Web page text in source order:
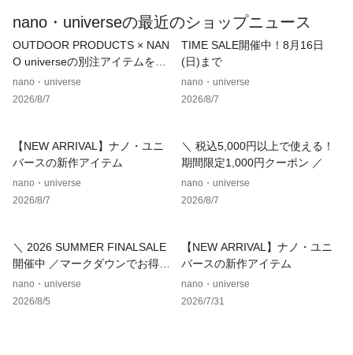
【メランジドライ】
イージーケアで扱いやすく、ドライタッチでさらっとした肌触
りが夏に最適な機能性素材です。
・ノンアイロン
・マシンウォッシャブル
・ナチュラルストレッチ
■カラー展開
・ベーシックで取り入れやすいライトベージュ
・メランジ調の奥行きのある色合いが魅力のD.ブラウン
■コーディネート
・Tシャツやブラウスと合わせれば、程よくリラックス感のあ
る大人カジュアルスタイルにも◎
nano・universeの最近のショップニュース
OUTDOOR PRODUCTS × NAN
O universeの別注アイテムをご
紹介！
nano・universe
2026/8/7
TIME SALE開催中！8月16日
(日)まで
nano・universe
2026/8/7
【NEW ARRIVAL】ナノ・ユニ
バースの新作アイテム
nano・universe
2026/8/7
＼ 税込5,000円以上で使える！
期間限定1,000円クーポン ／
nano・universe
2026/8/7
＼ 2026 SUMMER FINALSALE
開催中 ／マークダウンでお得に
ゲット！
nano・universe
2026/8/5
【NEW ARRIVAL】ナノ・ユニ
バースの新作アイテム
nano・universe
2026/7/31